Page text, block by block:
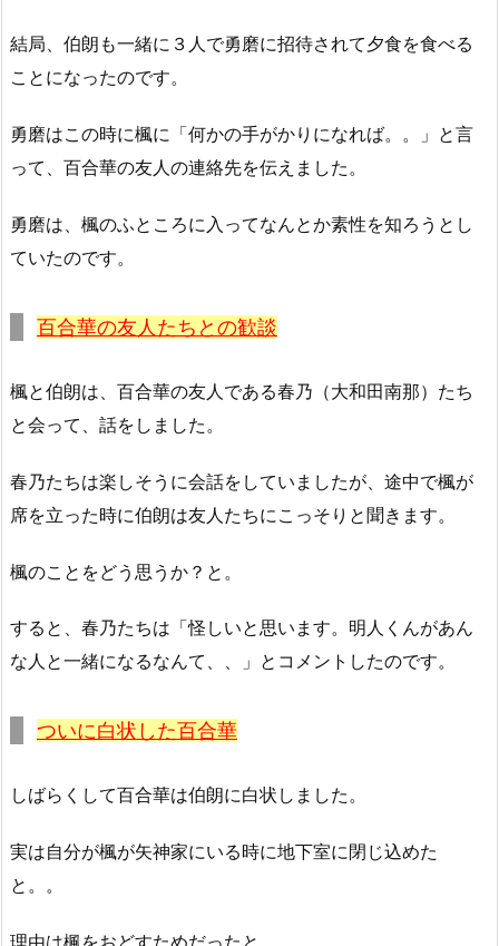
結局、伯朗も一緒に３人で勇磨に招待されて夕食を食べる
ことになったのです。
勇磨はこの時に楓に「何かの手がかりになれば。。」と言
って、百合華の友人の連絡先を伝えました。
勇磨は、楓のふところに入ってなんとか素性を知ろうとし
ていたのです。
百合華の友人たちとの歓談
楓と伯朗は、百合華の友人である春乃（大和田南那）たち
と会って、話をしました。
春乃たちは楽しそうに会話をしていましたが、途中で楓が
席を立った時に伯朗は友人たちにこっそりと聞きます。
楓のことをどう思うか？と。
すると、春乃たちは「怪しいと思います。明人くんがあん
な人と一緒になるなんて、、」とコメントしたのです。
ついに白状した百合華
しばらくして百合華は伯朗に白状しました。
実は自分が楓が矢神家にいる時に地下室に閉じ込めた
と。。
理由は楓をおどすためだったと。